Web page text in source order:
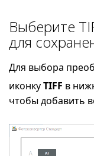
Выберите
для
Для выбора
иконкуTIFF в
чтобы добавить